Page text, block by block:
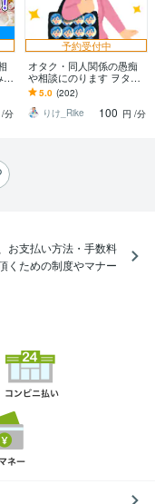
/分
予約受付中
オタク・同人関係の愚痴
や相談にのります ヲタ
ク・推し活・同人界隈特
有の悩み・愚痴を聞きま
す！
5.0 (202)
りけ_Rike
100 円 /分
お支払い方法・手数料
くための制度やマナー